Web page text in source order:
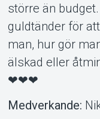
större än
guldtänder för
man, hur gör
älskad eller
❤❤❤
Medverkande: